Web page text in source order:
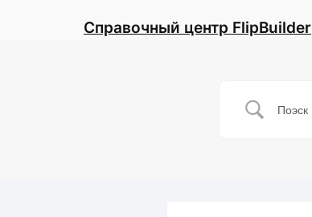
Справочный центр FlipBuilder